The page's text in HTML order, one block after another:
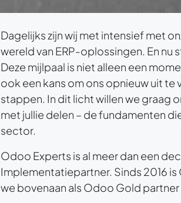
Dagelijks zijn wij met intensief met
wereld van ERP-oplossingen. En nu
Deze mijlpaal is niet alleen een
ook een kans om ons opnieuw uit
stappen. In dit licht willen we graag
met jullie delen – de fundamenten
sector.
Odoo Experts is al meer dan een
Implementatiepartner. Sinds 2016
we bovenaan als Odoo Gold